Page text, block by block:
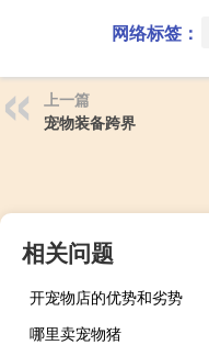
网络标签：
上一篇
宠物装备跨界
相关问题
开宠物店的优势和劣势
哪里卖宠物猪